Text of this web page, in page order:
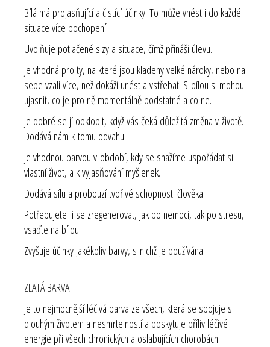
Bílá má projasňující a čistící účinky. To může vnést i do každé
situace více pochopení.
Uvolňuje potlačené slzy a situace, čímž přináší úlevu.
Je vhodná pro ty, na které jsou kladeny velké nároky, nebo na
sebe vzali více, než dokáží unést a vstřebat. S bílou si mohou
ujasnit, co je pro ně momentálně podstatné a co ne.
Je dobré se jí obklopit, když vás čeká důležitá změna v životě.
Dodává nám k tomu odvahu.
Je vhodnou barvou v období, kdy se snažíme uspořádat si
vlastní život, a k vyjasňování myšlenek.
Dodává sílu a probouzí tvořivé schopnosti člověka.
Potřebujete-li se zregenerovat, jak po nemoci, tak po stresu,
vsaďte na bílou.
Zvyšuje účinky jakékoliv barvy, s nichž je používána.
ZLATÁ BARVA
Je to nejmocnější léčivá barva ze všech, která se spojuje s
dlouhým životem a nesmrtelností a poskytuje příliv léčivé
energie při všech chronických a oslabujících chorobách.